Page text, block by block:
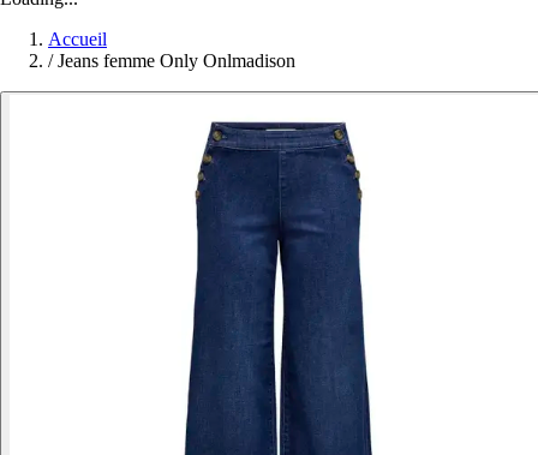
Accueil
/ Jeans femme Only Onlmadison